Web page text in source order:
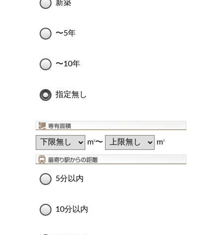
新築
〜5年
〜10年
指定無し
m2〜 m2
5分以内
10分以内